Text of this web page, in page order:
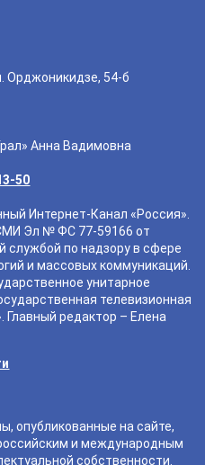
Орджоникидзе, 54-б
Анна Вадимовна
50
Интернет-Канал «Россия».
Эл № ФС 77-59166 от
службой по надзору в сфере
и массовых коммуникаций.
унитарное
телевизионная
редактор – Елена
опубликованные на сайте,
и международным
собственности.